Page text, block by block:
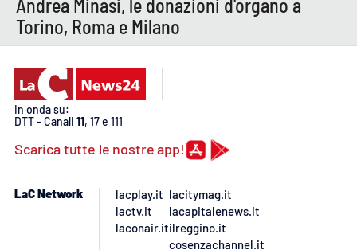
Andrea Minasi, le donazioni d'organo a
Torino, Roma e Milano
In onda su:
DTT - Canali 11, 17 e 111
Scarica tutte le nostre app!
LaC Network
lacplay.it
lactv.it
laconair.it
lacitymag.it
lacapitalenews.it
ilreggino.it
cosenzachannel.it